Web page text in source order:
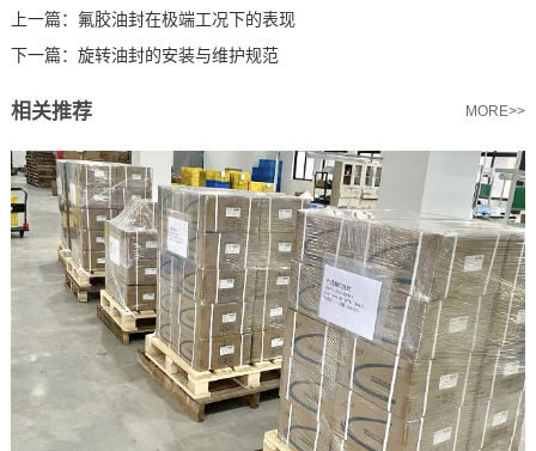
上一篇： 氟胶油封在极端工况下的表现
下一篇： 旋转油封的安装与维护规范
相关推荐 MORE>>